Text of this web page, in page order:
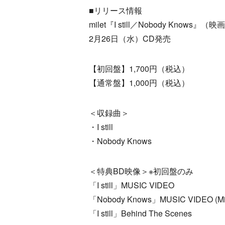
■リリース情報
milet『I still／Nobody Knows』（映
2月26日（水）CD発売
【初回盤】1,700円（税込）
【通常盤】1,000円（税込）
＜収録曲＞
・I still
・Nobody Knows
＜特典BD映像＞※初回盤のみ
「I still」MUSIC VIDEO
「Nobody Knows」MUSIC VIDEO
「I still」Behind The Scenes